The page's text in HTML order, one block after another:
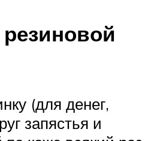
(для денег,
запястья и